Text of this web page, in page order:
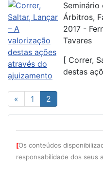
[Os conteúdos
responsabilidade dos seus
Seminário
Árbitros,
2017 -
Tavares
[ Correr,
destas
« 1 2